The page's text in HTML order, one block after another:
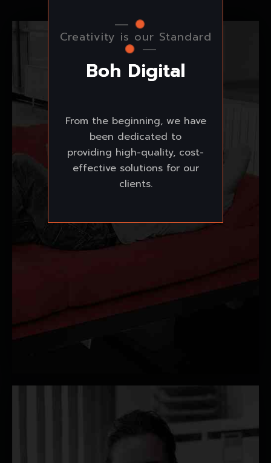
Creativity is our Standard
Boh Digital
From the beginning, we have
been dedicated to
providing high-quality, cost-
effective solutions for our
clients.